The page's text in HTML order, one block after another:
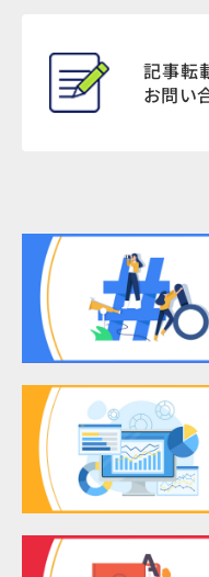
記事転
お問い